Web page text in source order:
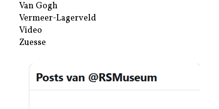
Van Gogh
Vermeer-Lagerveld
Video
Zuesse